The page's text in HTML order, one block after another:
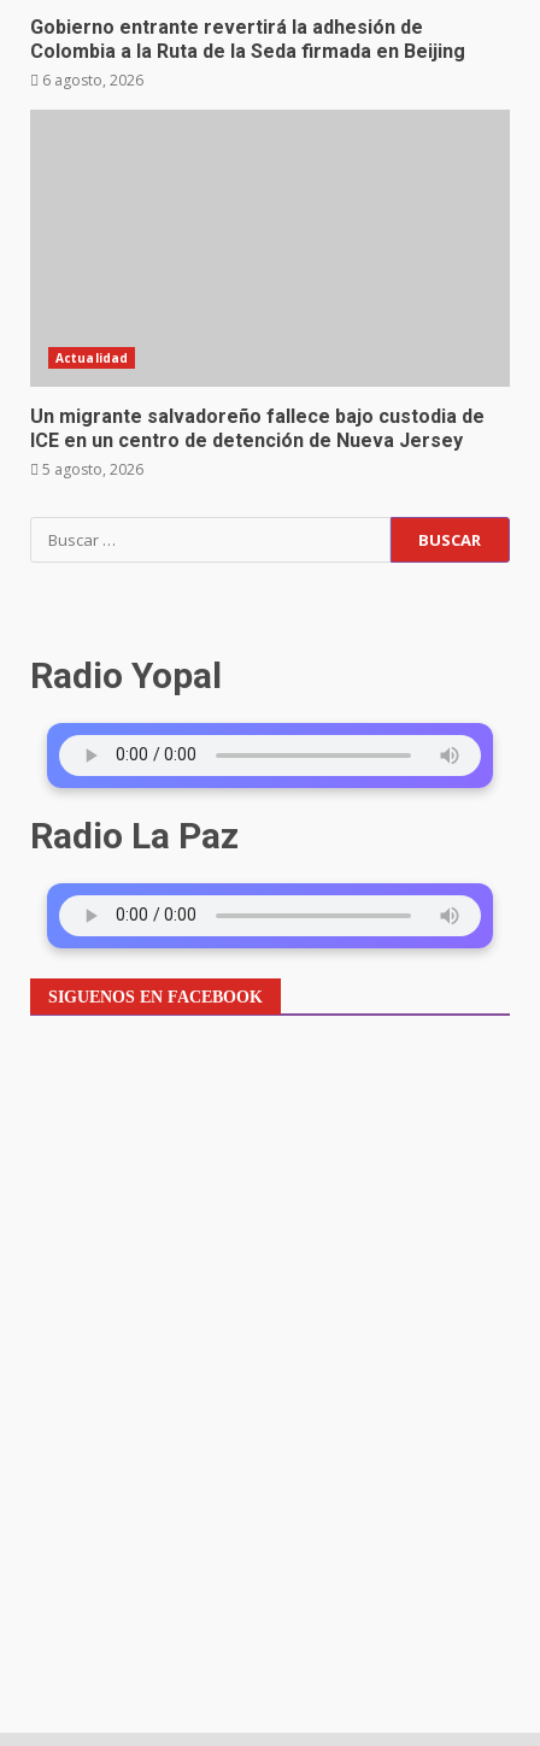
Gobierno entrante revertirá la adhesión de
Colombia a la Ruta de la Seda firmada en Beijing
6 agosto, 2026
Actualidad
Un migrante salvadoreño fallece bajo custodia de
ICE en un centro de detención de Nueva Jersey
5 agosto, 2026
Radio Yopal
Radio La Paz
SIGUENOS EN FACEBOOK